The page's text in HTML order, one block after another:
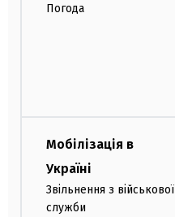
Погода
Мобілізація в
Україні
Звільнення з військової
служби